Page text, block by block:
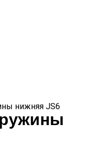
нижняя JS6